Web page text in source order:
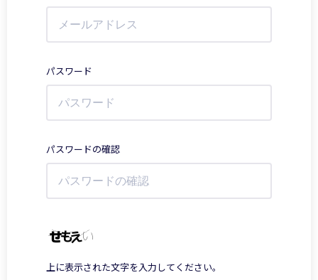
パスワード
パスワードの確認
上に表示された文字を入力してください。